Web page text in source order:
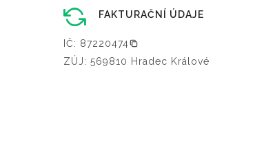
FAKTURAČNÍ ÚDAJE
IČ: 87220474
ZÚJ: 569810 Hradec Králové